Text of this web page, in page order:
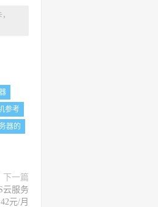
参考
器的
下一篇
云服务
元/月